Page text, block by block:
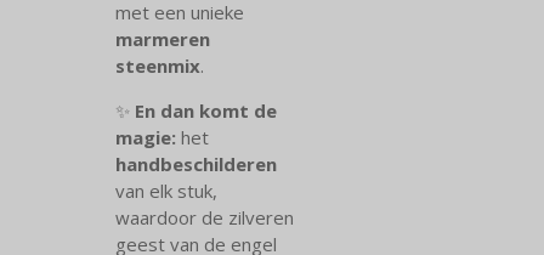
met een unieke
marmeren
steenmix.
✨ En dan komt de
magie: het
handbeschilderen
van elk stuk,
waardoor de zilveren
geest van de engel